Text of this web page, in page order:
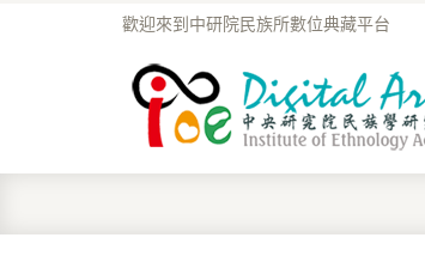
歡迎來到中研院民族所數位典藏平台